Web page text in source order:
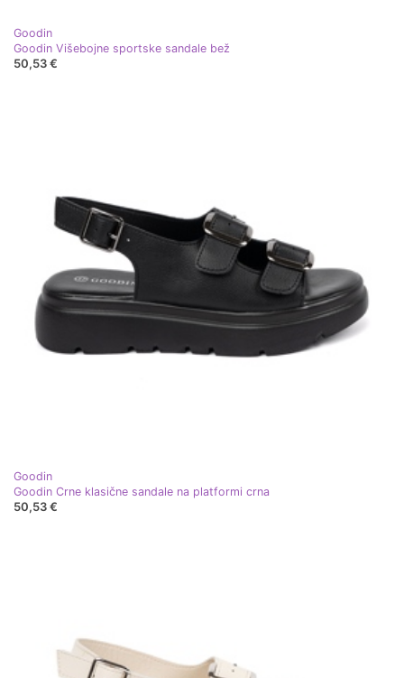
Goodin
Goodin Višebojne sportske sandale bež
50,53 €
Goodin
Goodin Crne klasične sandale na platformi crna
50,53 €